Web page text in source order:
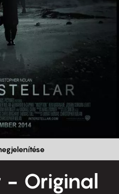
- Original